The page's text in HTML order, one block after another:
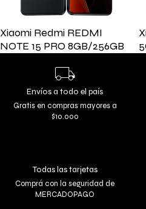
Xiaomi Redmi REDMI
NOTE 15 PRO 8GB/256GB
Envíos a todo el país
Gratis en compras mayores a
$10.000
Todas las tarjetas
Comprá con la seguridad de
MERCADOPAGO